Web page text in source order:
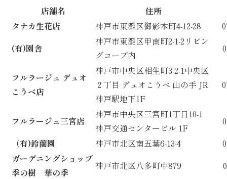
店舗名
住所
タナカ生花店
神戸市東灘区御影本町4-12-28
(有)園舎
神戸市東灘区甲南町2-1-2リビン
グコープ内
フルラージュ デュオ
こうべ店
神戸市中央区相生町3-2-1中央区
２丁目 デュオこうべ 山の手 JR
神戸駅地下1F
フルラージュ三宮店
神戸市中央区三宮町1丁目10-1
神戸交通センタービル 1F
（有)鈴蘭園
神戸市北区南五葉6-13-4
ガーデニングショップ
季の樹 華の季
神戸市北区八多町中879